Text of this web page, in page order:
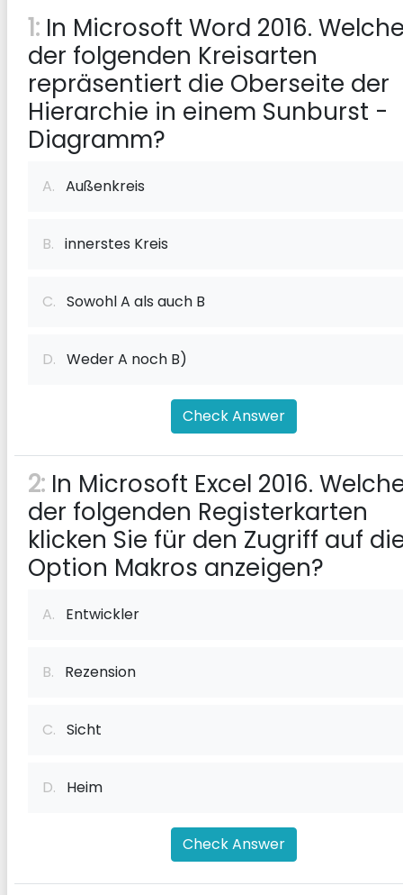
1: In Microsoft Word 2016.
der folgenden Kreisarten
repräsentiert die Oberseite der
Hierarchie in einem Sunburst -
Diagramm?
A. Außenkreis
B. innerstes Kreis
C. Sowohl A als auch B
D. Weder A noch B)
Check Answer
2: In Microsoft Excel 2016.
der folgenden Registerkarten
klicken Sie für den Zugriff auf
Option Makros anzeigen?
A. Entwickler
B. Rezension
C. Sicht
D. Heim
Check Answer